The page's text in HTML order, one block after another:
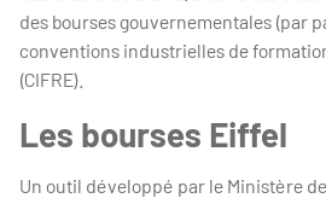
des bourses gouvernementales (par
conventions industrielles de
(CIFRE).
Les bourses Eiffel
Un outil développé par le Ministère